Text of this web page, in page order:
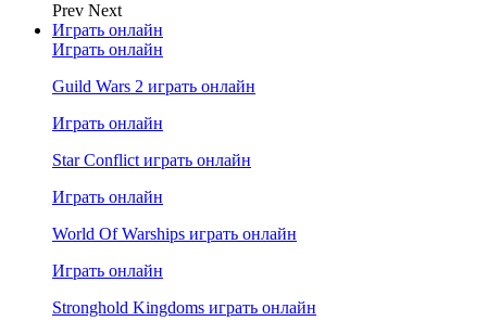
Prev Next
Играть онлайн
Играть онлайн
Guild Wars 2 играть онлайн
Играть онлайн
Star Conflict играть онлайн
Играть онлайн
World Of Warships играть онлайн
Играть онлайн
Stronghold Kingdoms играть онлайн